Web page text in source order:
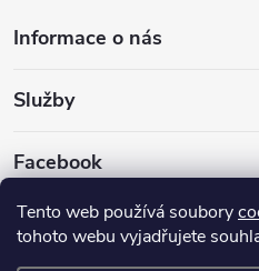
Tento web používá soubory
tohoto webu vyjadřujete
u
Informace o nás
Služby
Facebook